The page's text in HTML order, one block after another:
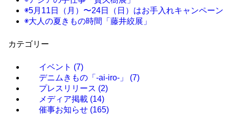
◉5月11日（月）〜24日（日）はお手入れキャンペーン
◉大人の夏きもの時間「藤井絞展」
カテゴリー
イベント (7)
デニムきもの「-ai-iro-」 (7)
プレスリリース (2)
メディア掲載 (14)
催事お知らせ (165)